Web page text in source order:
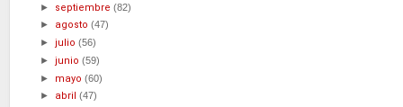
► septiembre(82)
► agosto(47)
►julio(56)
►junio(59)
► mayo(60)
► abril(47)